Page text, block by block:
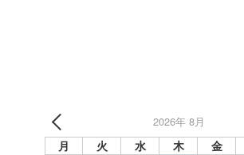
2026年 8月
月 火 水 木 金